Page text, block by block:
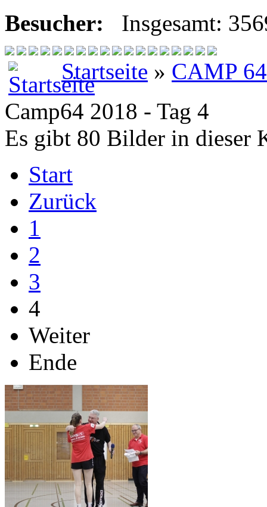
Besucher:
Insgesamt:
Startseite » CAMP 64
Camp64 2018 - Tag 4
Es gibt 80 Bilder in dieser
Start
Zurück
1
2
3
4
Weiter
Ende